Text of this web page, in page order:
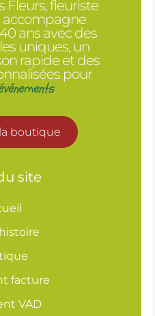
Fleurs, fleuriste
accompagne
ans avec des
uniques, un
rapide et des
pour
.
boutique
site
facture
VAD